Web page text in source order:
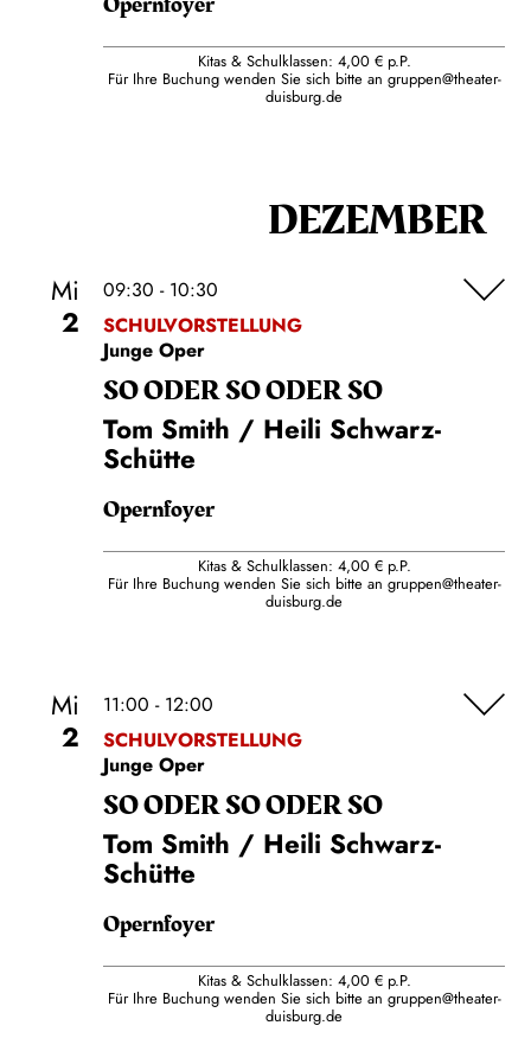
Kitas & Schulklassen: 4,00 € p.P.
Für Ihre Buchung wenden Sie sich bitte an gruppen@theater-
duisburg.de
DEZEMBER
Mi
2
09:30 - 10:30
SCHULVORSTELLUNG
Junge Oper
SO ODER SO ODER SO
Tom Smith / Heili Schwarz-
Schütte
Opernfoyer
Kitas & Schulklassen: 4,00 € p.P.
Für Ihre Buchung wenden Sie sich bitte an gruppen@theater-
duisburg.de
Mi
2
11:00 - 12:00
SCHULVORSTELLUNG
Junge Oper
SO ODER SO ODER SO
Tom Smith / Heili Schwarz-
Schütte
Opernfoyer
Kitas & Schulklassen: 4,00 € p.P.
Für Ihre Buchung wenden Sie sich bitte an gruppen@theater-
duisburg.de